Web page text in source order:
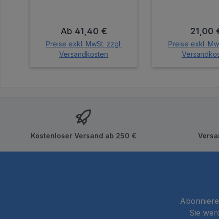
Regulärer Preis:
Ab 41,40 €
Preise exkl. MwSt. zzgl.
Versandkosten
21,00
Preise exkl.
Kostenloser Versand ab 250 €
Sie